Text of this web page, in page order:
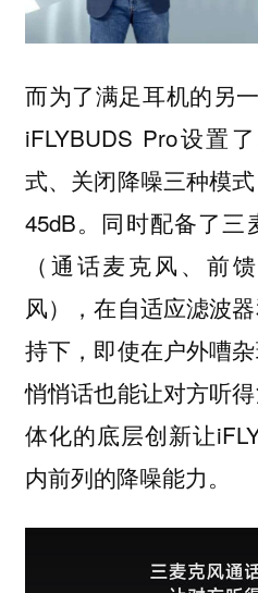
而为了满足耳机的另
iFLYBUDS Pro设置
式、关闭降噪三种模
45dB。同时配备了
（通话麦克风、前
风），在自适应滤波
持下，即使在户外嘈
悄悄话也能让对方听
体化的底层创新让
内前列的降噪能力。